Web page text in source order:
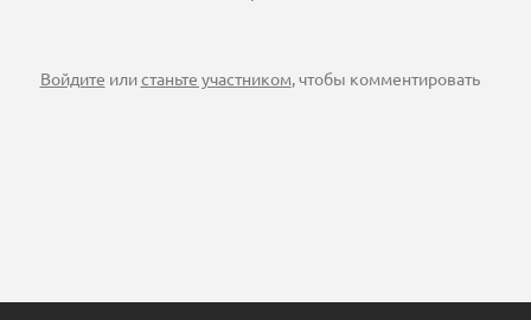
Войдите илистаньте участником, чтобы комментировать